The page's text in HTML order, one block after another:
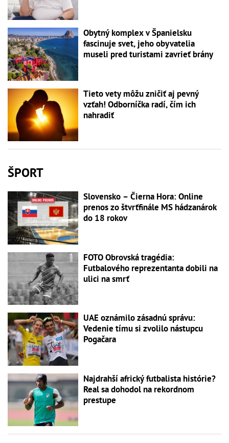
Obytný komplex v Španielsku
fascinuje svet, jeho obyvatelia
museli pred turistami zavrieť brány
Tieto vety môžu zničiť aj pevný
vzťah! Odborníčka radí, čím ich
nahradiť
ŠPORT
Slovensko – Čierna Hora: Online
prenos zo štvrťfinále MS hádzanárok
do 18 rokov
FOTO Obrovská tragédia:
Futbalového reprezentanta dobili na
ulici na smrť
UAE oznámilo zásadnú správu:
Vedenie tímu si zvolilo nástupcu
Pogačara
Najdrahší africký futbalista histórie?
Real sa dohodol na rekordnom
prestupe